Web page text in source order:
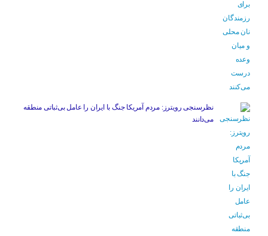
نظرسنجی رویترز: مردم آمریکا جنگ با ایران را عامل بی‌ثباتی منطقه
می‌دانند